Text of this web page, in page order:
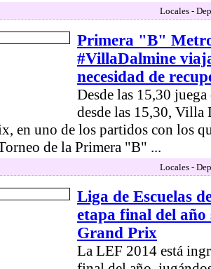
Locales -
Primera "B"
#VillaDalmine
necesidad de
Desde las 15,30
desde las 15,30, Villa
en uno de los partidos con los
de la Primera "B" ...
Locales -
Liga de Escuelas
etapa final del año
Grand Prix
La LEF 2014 está